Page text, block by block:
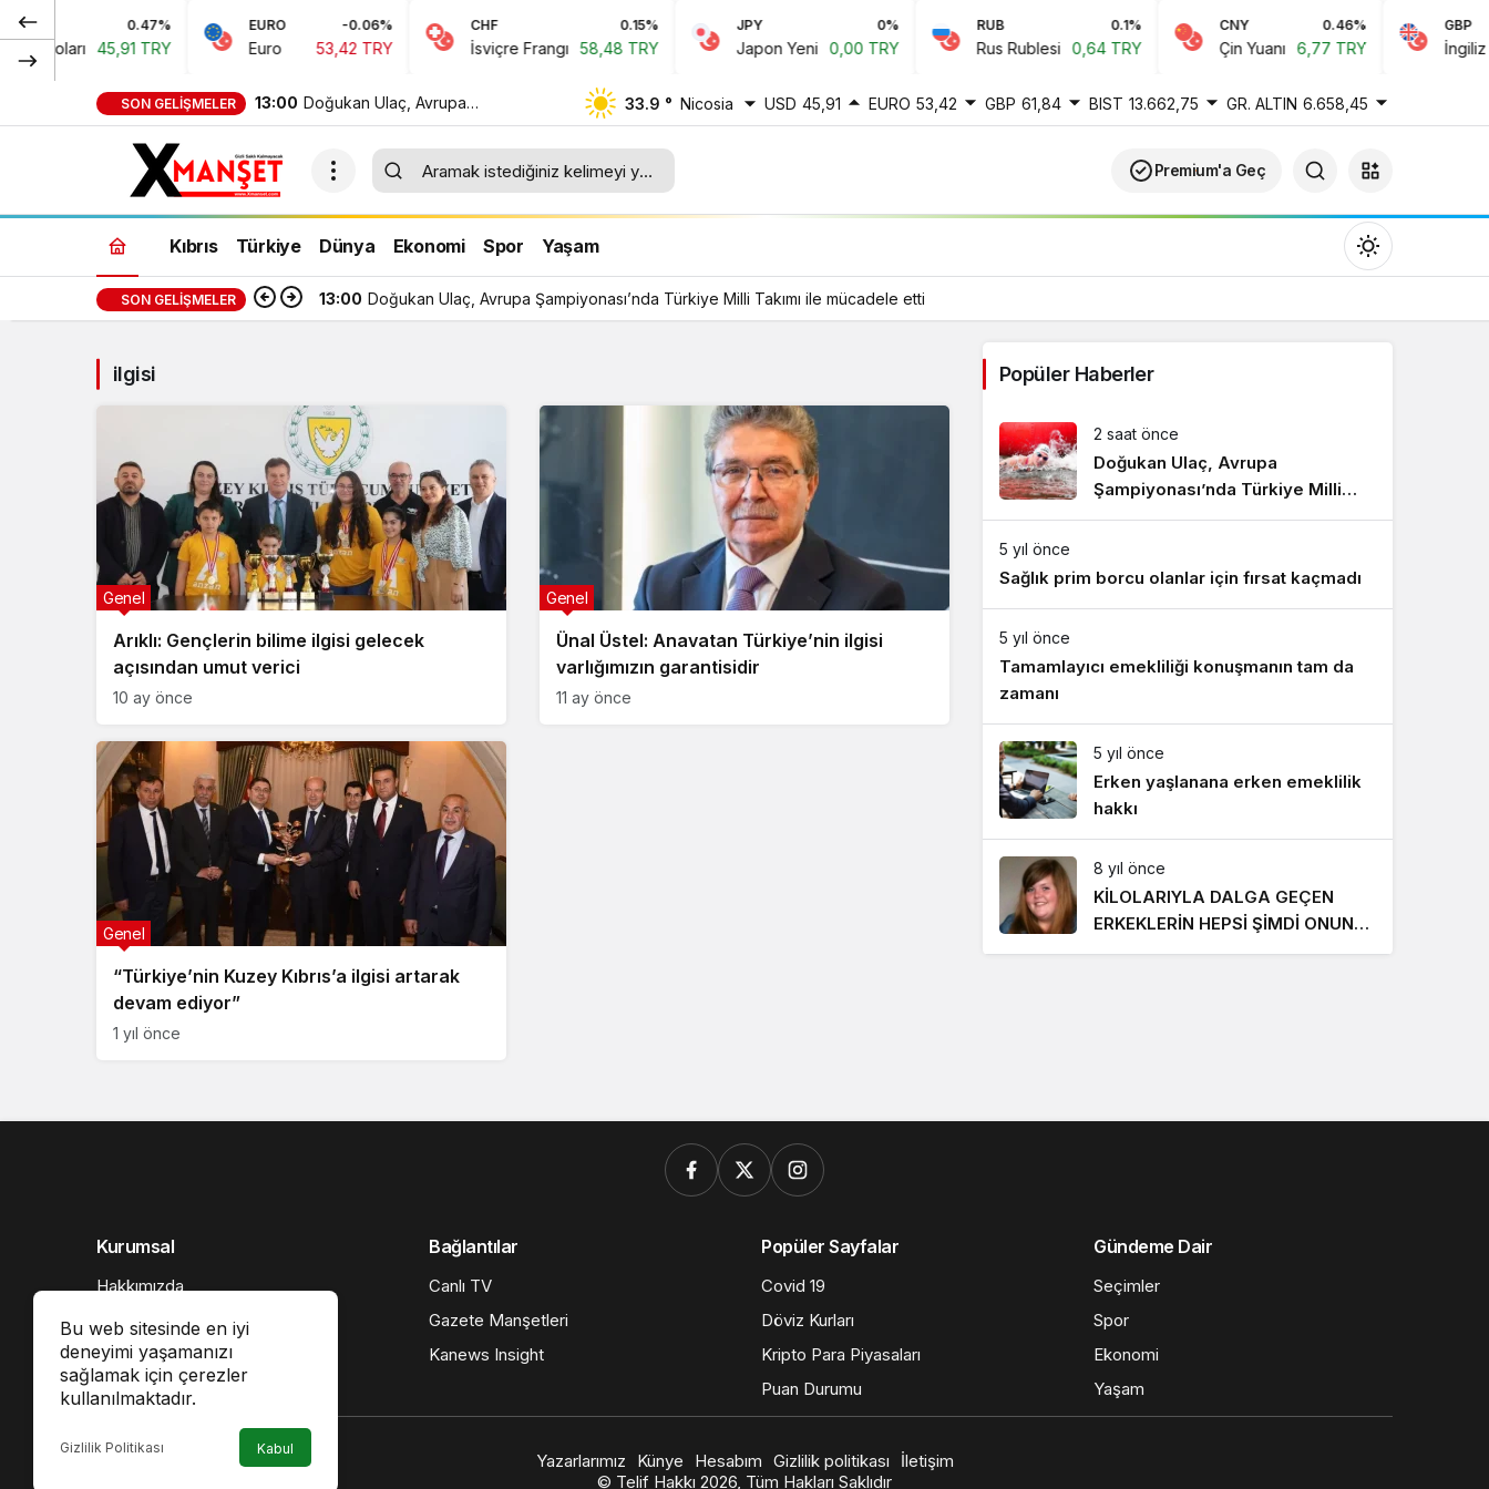
0.47%
45,91 TRY
EURO -0.06%
Euro 53,42 TRY
CHF 0.15%
İsviçre Frangı 58,48 TRY Japon Yeni 0,00 TRY
RUB
Rus Rublesi 0,64 TRY
CNY 0.46%
Çin Yuanı 6,77 TRY
GBP
İngiliz
SON GELIŞMELER 13:00 Doğukan Ulaç, Avrupa
Şampiyonası’nda Türkiye Milli
Takımı ile mücadele etti
33.9 ° Nicosia USD 45,91 EURO 53,42 GBP 61,84 BIST 13.662,75 GR. ALTIN 6.658,45
Premium'a Geç
Kıbrıs Türkiye Dünya Ekonomi Spor Yaşam
Gündüz modunu seçin.
SON GELIŞMELER 13:00 Doğukan Ulaç, Avrupa Şampiyonası’nda Türkiye Milli Takımı ile mücadele etti
ilgisi
Arıklı: Gençlerin bilime ilgisi gelecek
açısından umut verici
Genel
10 ay önce
Ünal Üstel: Anavatan Türkiye’nin ilgisi
varlığımızın garantisidir
Genel
11 ay önce
“Türkiye’nin Kuzey Kıbrıs’a ilgisi artarak
devam ediyor”
Genel
1 yıl önce
Popüler Haberler
2 saat önce
Doğukan Ulaç, Avrupa
Şampiyonası’nda Türkiye Milli
Takımı ile mücadele etti
5 yıl önce
Sağlık prim borcu olanlar için fırsat kaçmadı
5 yıl önce
Tamamlayıcı emekliliği konuşmanın tam da
zamanı
5 yıl önce
Erken yaşlanana erken emeklilik
hakkı
8 yıl önce
KİLOLARIYLA DALGA GEÇEN
ERKEKLERİN HEPSİ ŞİMDİ ONUN
PEŞİNDE! SON HALİ İNANILMAZ
Bu web sitesinde en iyi
deneyimi yaşamanızı
sağlamak için çerezler
kullanılmaktadır.
Gizlilik Politikası Kabul
Kurumsal
Hakkımızda
İletişim
Künye
Gizlilik politikası
Bağlantılar
Canlı TV
Gazete Manşetleri
Kanews Insight
Popüler Sayfalar
Covid 19
Döviz Kurları
Kripto Para Piyasaları
Puan Durumu
Gündeme Dair
Seçimler
Spor
Ekonomi
Yaşam
Yazarlarımız Künye Hesabım Gizlilik politikası
İletişim
© Telif Hakkı 2026, Tüm Hakları Saklıdır